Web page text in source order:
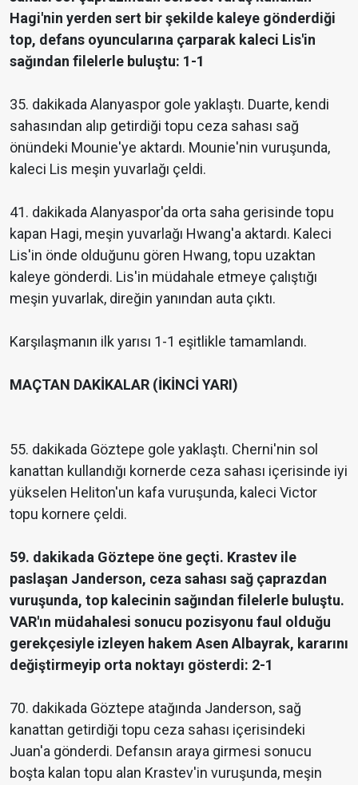
Hagi'nin yerden sert bir şekilde kaleye gönderdiği
top, defans oyuncularına çarparak kaleci Lis'in
sağından filelerle buluştu: 1-1
35. dakikada Alanyaspor gole yaklaştı. Duarte, kendi
sahasından alıp getirdiği topu ceza sahası sağ
önündeki Mounie'ye aktardı. Mounie'nin vuruşunda,
kaleci Lis meşin yuvarlağı çeldi.
41. dakikada Alanyaspor'da orta saha gerisinde topu
kapan Hagi, meşin yuvarlağı Hwang'a aktardı. Kaleci
Lis'in önde olduğunu gören Hwang, topu uzaktan
kaleye gönderdi. Lis'in müdahale etmeye çalıştığı
meşin yuvarlak, direğin yanından auta çıktı.
Karşılaşmanın ilk yarısı 1-1 eşitlikle tamamlandı.
MAÇTAN DAKİKALAR (İKİNCİ YARI)
55. dakikada Göztepe gole yaklaştı. Cherni'nin sol
kanattan kullandığı kornerde ceza sahası içerisinde iyi
yükselen Heliton'un kafa vuruşunda, kaleci Victor
topu kornere çeldi.
59. dakikada Göztepe öne geçti. Krastev ile
paslaşan Janderson, ceza sahası sağ çaprazdan
vuruşunda, top kalecinin sağından filelerle buluştu.
VAR'ın müdahalesi sonucu pozisyonu faul olduğu
gerekçesiyle izleyen hakem Asen Albayrak, kararını
değiştirmeyip orta noktayı gösterdi: 2-1
70. dakikada Göztepe atağında Janderson, sağ
kanattan getirdiği topu ceza sahası içerisindeki
Juan'a gönderdi. Defansın araya girmesi sonucu
boşta kalan topu alan Krastev'in vuruşunda, meşin